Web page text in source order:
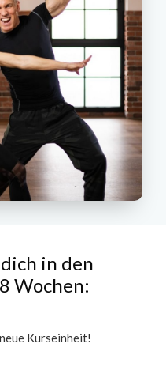
in den
Wochen:
Kurseinheit!